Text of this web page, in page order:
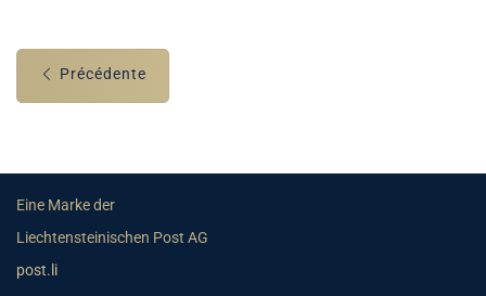
Précédente
Eine Marke der
Liechtensteinischen Post AG
post.li